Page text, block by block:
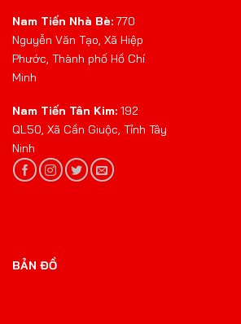
Nam Tiến Nhà Bè: 770
Nguyễn Văn Tạo, Xã Hiệp
Phước, Thành phố Hồ Chí
Minh
Nam Tiến Tân Kim: 192
QL50, Xã Cần Giuộc, Tỉnh Tây
Ninh
BẢN ĐỒ